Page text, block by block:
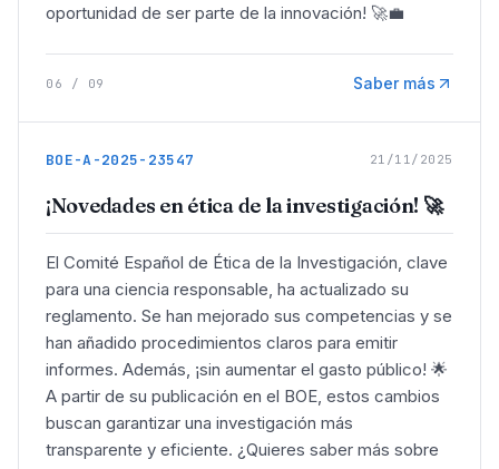
oportunidad de ser parte de la innovación! 🚀💼
06 / 09 Saber más
BOE-A-2025-23547 21/11/2025
¡Novedades en ética de la investigación! 🚀
El Comité Español de Ética de la Investigación, clave
para una ciencia responsable, ha actualizado su
reglamento. Se han mejorado sus competencias y se
han añadido procedimientos claros para emitir
informes. Además, ¡sin aumentar el gasto público! 🌟
A partir de su publicación en el BOE, estos cambios
buscan garantizar una investigación más
transparente y eficiente. ¿Quieres saber más sobre